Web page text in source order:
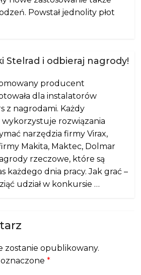
Powstał jednolity płot
Stelrad i odbieraj nagrody!
producent
dla instalatorów
z nagrodami. Każdy
rozwiązania
narzędzia firmy Virax,
Makita, Maktec, Dolmar
rzeczowe, które są
każdego dnia pracy. Jak grać –
udział w konkursie …
zostanie opublikowany.
oznaczone*